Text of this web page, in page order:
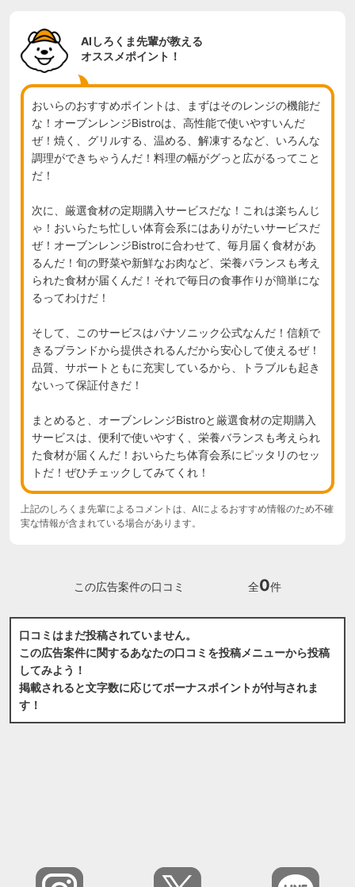
AIしろくま先輩が教える
オススメポイント！
おいらのおすすめポイントは、まずはそのレンジの機能だ
な！オーブンレンジBistroは、高性能で使いやすいんだ
ぜ！焼く、グリルする、温める、解凍するなど、いろんな
調理ができちゃうんだ！料理の幅がグっと広がるってこと
だ！
次に、厳選食材の定期購入サービスだな！これは楽ちんじ
ゃ！おいらたち忙しい体育会系にはありがたいサービスだ
ぜ！オーブンレンジBistroに合わせて、毎月届く食材があ
るんだ！旬の野菜や新鮮なお肉など、栄養バランスも考え
られた食材が届くんだ！それで毎日の食事作りが簡単にな
るってわけだ！
そして、このサービスはパナソニック公式なんだ！信頼で
きるブランドから提供されるんだから安心して使えるぜ！
品質、サポートともに充実しているから、トラブルも起き
ないって保証付きだ！
まとめると、オーブンレンジBistroと厳選食材の定期購入
サービスは、便利で使いやすく、栄養バランスも考えられ
た食材が届くんだ！おいらたち体育会系にピッタリのセッ
トだ！ぜひチェックしてみてくれ！
上記のしろくま先輩によるコメントは、AIによるおすすめ情報のため不確
実な情報が含まれている場合があります。
この広告案件の口コミ 全0件
口コミはまだ投稿されていません。
この広告案件に関するあなたの口コミを投稿メニューから投稿
してみよう！
掲載されると文字数に応じてボーナスポイントが付与されま
す！